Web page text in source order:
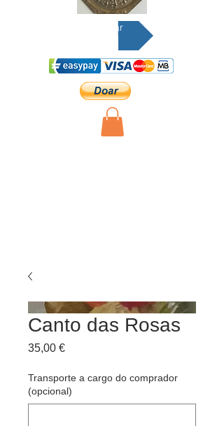
Doar
Canto das Rosas
35,00 €Preço
Transporte a cargo do comprador
(opcional)